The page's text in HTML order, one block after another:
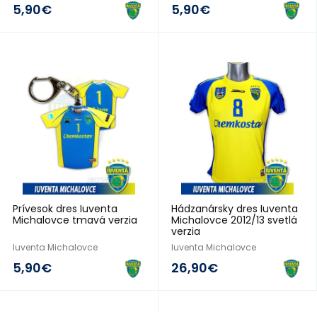
5,90€ 5,90€
Prívesok dres Iuventa
Michalovce tmavá verzia
Iuventa Michalovce
5,90€
Hádzanársky dres Iuventa
Michalovce 2012/13 svetlá
verzia
Iuventa Michalovce
26,90€